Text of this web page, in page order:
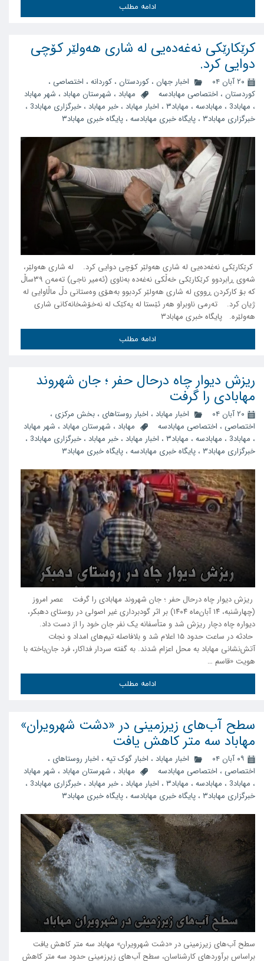
ادامه مطلب
کرێکارێکی نەغەدەیی لە شاری هەولێر کۆچی
دوایی کرد.
۲۰ آبان ۰۴ اخبار جهان ، کوردستان ، کوردانه ، اختصاصی ،
کوردستان ، اختصاصی مهابادسه مهاباد ، شهرستان مهاباد ، شهر مهاباد
، مهاباد3 ، مهابادسه ، مهاباد۳ ، اخبار مهاباد ، خبر مهاباد ، خبرگزاری مهاباد3 ،
خبرگزاری مهاباد۳
، پایگاه خبری مهابادسه ، پایگاه خبری مهاباد۳
کرێکارێکی نەغەدەیی لە شاری هەولێر کۆچی دوایی کرد. لە شاری هەولێر،
شەوی ڕابردوو کرێکارێکی خەڵکی نەغەدە بەناوی (ئەمیر ناجی) تەمەن ٣٩ساڵ
کە بۆ کارکردن ڕووی لە شاری هەولێر کردبوو بەهۆی وەستانی دڵ ماڵاوایی لە
ژیان کرد. تەرمی ناوبراو هەر ئێستا لە یەکێک لە نەخۆشخانەکانی شاری
هەولێرە. پایگاه خبری مهاباد۳
ادامه مطلب
ریزش دیوار چاه درحال حفر ؛ جان شهروند
مهابادی را گرفت
۲۰ آبان ۰۴ اخبار مهاباد ، اخبار روستاهای ، بخش مرکزی ،
اختصاصی ، اختصاصی مهابادسه مهاباد ، شهرستان مهاباد ، شهر مهاباد
، مهاباد3 ، مهابادسه ، مهاباد۳ ، اخبار مهاباد ، خبر مهاباد ، خبرگزاری مهاباد3 ،
خبرگزاری مهاباد۳
، پایگاه خبری مهابادسه ، پایگاه خبری مهاباد۳
ریزش دیوار چاه درحال حفر ؛ جان شهروند مهابادی را گرفت عصر امروز
(چهارشنبه، ۱۴ آبان‌ماه ۱۴۰۴) بر اثر گودبرداری غیر اصولی در روستای دهبکر،
دیواره چاه دچار ریزش شد و متأسفانه یک نفر جان خود را از دست داد.
حادثه در ساعت حدود ۱۵ اعلام شد و بلافاصله تیم‌های امداد و نجات
آتش‌نشانی مهاباد به محل اعزام شدند. به گفته سردار فداکار، فرد جان‌باخته با
هویت «قاسم …
ادامه مطلب
سطح آب‌های زیرزمینی در «دشت شهرویران»
مهاباد سه متر کاهش یافت
۰۹ آبان ۰۴ اخبار مهاباد ، اخبار گوک تپه ، اخبار روستاهای ،
اختصاصی ، اختصاصی مهابادسه مهاباد ، شهرستان مهاباد ، شهر مهاباد
، مهاباد3 ، مهابادسه ، مهاباد۳ ، اخبار مهاباد ، خبر مهاباد ، خبرگزاری مهاباد3 ،
خبرگزاری مهاباد۳
، پایگاه خبری مهابادسه ، پایگاه خبری مهاباد۳
سطح آب‌های زیرزمینی در «دشت شهرویران» مهاباد سه متر کاهش یافت
براساس برآوردهای کارشناسان، سطح آب‌های زیرزمینی حدود سه متر کاهش